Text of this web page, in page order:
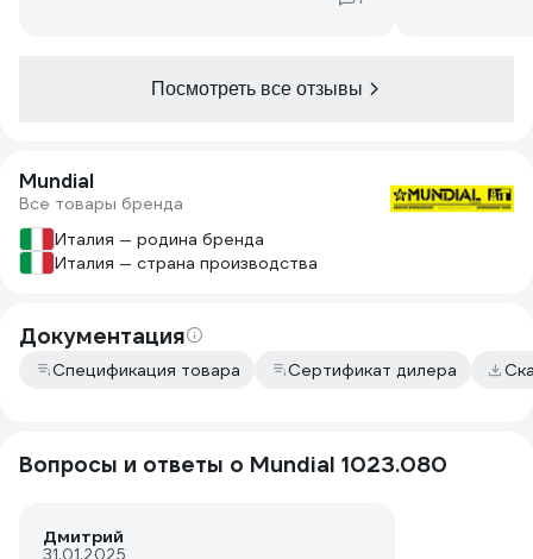
Посмотреть все отзывы
Mundial
Все товары бренда
Италия — родина бренда
Италия — страна производства
Документация
Спецификация товара Сертификат дилера
Вопросы и ответы о Mundial 1023.080
Дмитрий
31.01.2025